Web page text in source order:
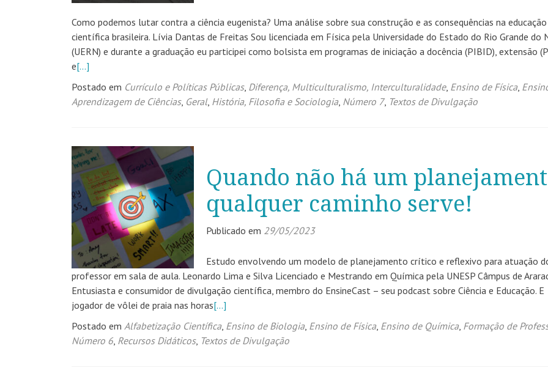
Como podemos lutar contra a ciência eugenista? Uma análise sobre sua construção e as consequências na educação
científica brasileira. Lívia Dantas de Freitas Sou licenciada em Física pela Universidade do Estado do Rio Grande do
(UERN) e durante a graduação eu participei como bolsista em programas de iniciação a docência (PIBID), extensão
e[…]
Postado em Currículo e Políticas Públicas, Diferença, Multiculturalismo, Interculturalidade, Ensino de Física,
Aprendizagem de Ciências, Geral, História, Filosofia e Sociologia, Número 7, Textos de Divulgação
Quando não há um
qualquer caminho serve!
Publicado em 29/05/2023
Estudo envolvendo um modelo de planejamento crítico e reflexivo para atuação
professor em sala de aula. Leonardo Lima e Silva Licenciado e Mestrando em Química pela UNESP Câmpus de
Entusiasta e consumidor de divulgação científica, membro do EnsineCast – seu podcast sobre Ciência e Educação. E
jogador de vôlei de praia nas horas[…]
Postado em Alfabetização Científica, Ensino de Biologia, Ensino de Física, Ensino de Química, Formação de
Número 6, Recursos Didáticos, Textos de Divulgação